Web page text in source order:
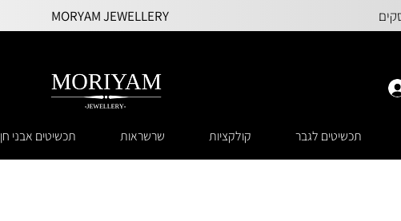
MORYAM JEWELLERY
תכשיטים לגבר קולקציות שרשראות תכשיטים אבני חן